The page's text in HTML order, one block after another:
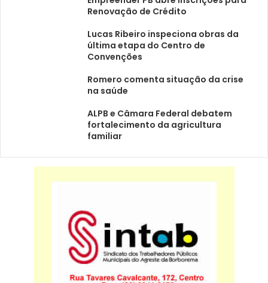
Renovação de Crédito
Lucas Ribeiro inspeciona obras da
última etapa do Centro de
Convenções
Romero comenta situação da crise
na saúde
ALPB e Câmara Federal debatem
fortalecimento da agricultura
familiar